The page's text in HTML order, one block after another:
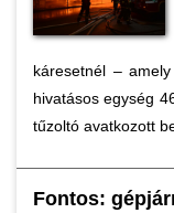
káresetnél –
hivatásos egység
tűzoltó avatkozott
Fontos: